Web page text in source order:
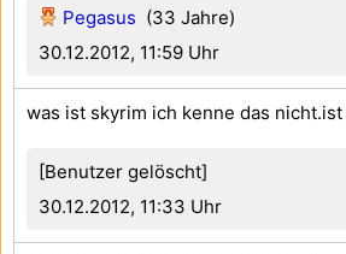
Pegasus (33 Jahre)
30.12.2012, 11:59 Uhr
[Benutzer gelöscht]
30.12.2012, 11:33 Uhr
was ist skyrim ich kenne das nicht.ist